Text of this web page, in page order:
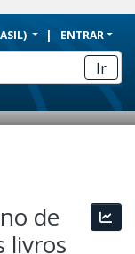
ENTRAR
Ir
de
livros